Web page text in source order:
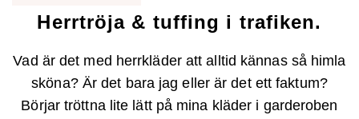
Herrtröja & tuffing i trafiken.
Vad är det med herrkläder att alltid kännas så himla
sköna? Är det bara jag eller är det ett faktum?
Börjar tröttna lite lätt på mina kläder i garderoben